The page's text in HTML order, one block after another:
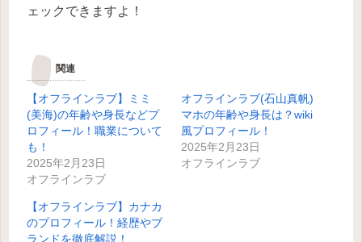
ェックできますよ！
関連
【オフラインラブ】ミミ
(美海)の年齢や身長などプ
ロフィール！職業について
も！
2025年2月23日
オフラインラブ
オフラインラブ(石山真帆)
マホの年齢や身長は？wiki
風プロフィール！
2025年2月23日
オフラインラブ
【オフラインラブ】カナカ
のプロフィール！経歴やブ
ランドを徹底解説！